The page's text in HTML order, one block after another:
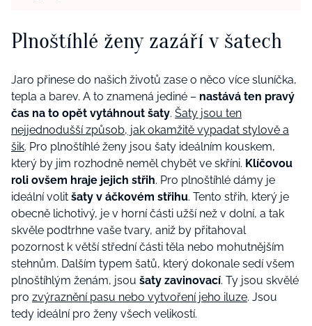
Plnoštíhlé ženy zazáří v šatech
Jaro přinese do našich životů zase o něco více sluníčka,
tepla a barev. A to znamená jediné – nastává ten pravý
čas na to opět vytáhnout šaty. Šaty jsou ten
nejjednodušší způsob, jak okamžitě vypadat stylově a
šik. Pro plnoštíhlé ženy jsou šaty ideálním kouskem,
který by jim rozhodně neměl chybět ve skříni. Klíčovou
roli ovšem hraje jejich střih. Pro plnoštíhlé dámy je
ideální volit šaty v áčkovém střihu. Tento střih, který je
obecně lichotivý, je v horní části užší než v dolní, a tak
skvěle podtrhne vaše tvary, aniž by přitahoval
pozornost k větší střední části těla nebo mohutnějším
stehnům. Dalším typem šatů, který dokonale sedí všem
plnoštíhlým ženám, jsou šaty zavinovací. Ty jsou skvělé
pro zvýraznění pasu nebo vytvoření jeho iluze. Jsou
tedy ideální pro ženy všech velikostí.